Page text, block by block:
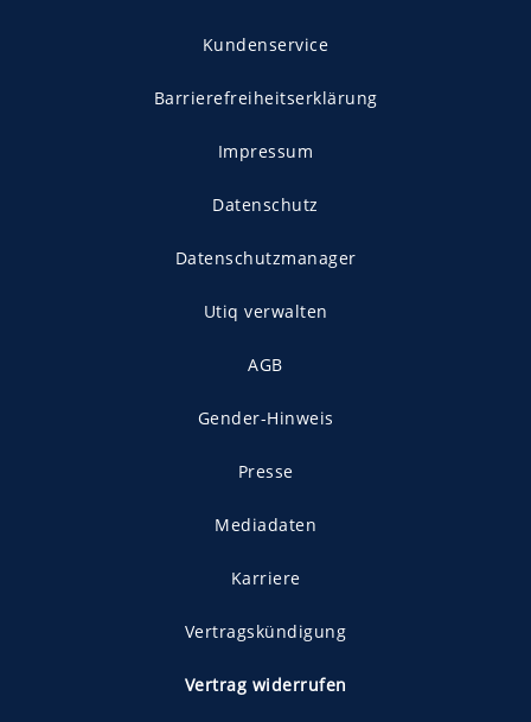
Kundenservice
Barrierefreiheitserklärung
Impressum
Datenschutz
Datenschutzmanager
Utiq verwalten
AGB
Gender-Hinweis
Presse
Mediadaten
Karriere
Vertragskündigung
Vertrag widerrufen